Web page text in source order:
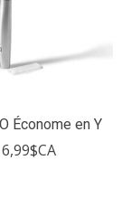
Économe en Y